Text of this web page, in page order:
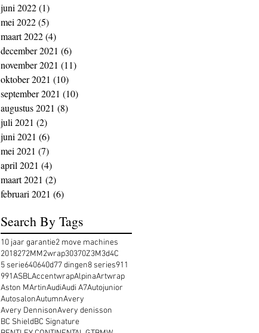
juni 2022(1)
mei 2022(5)
maart 2022(4)
december 2021 (6)
november 2021 (11)
oktober 2021 (10)
september 2021 (10)
augustus 2021 (8)
juli 2021 (2)
juni 2021 (6)
mei 2021 (7)
april 2021 (4)
maart 2021 (2)
februari 2021 (6)
Search By Tags
10 jaar garantie2 move machines
2018272MM2wrap30370Z3M3d4C
5 serie640640d77 dingen8 series911
991ASBLAccentwrapAlpinaArtwrap
Aston MArtinAudiAudi A7Autojunior
AutosalonAutumnAvery
Avery DennisonAvery denisson
BC ShieldBC Signature